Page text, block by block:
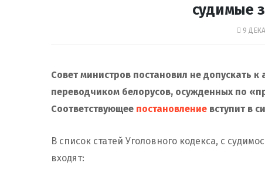
судимые
9
Совет министров постановил не допускать
переводчиком белорусов, осужденных по
Соответствующее постановление вступит в
В список статей Уголовного кодекса, с
входят: